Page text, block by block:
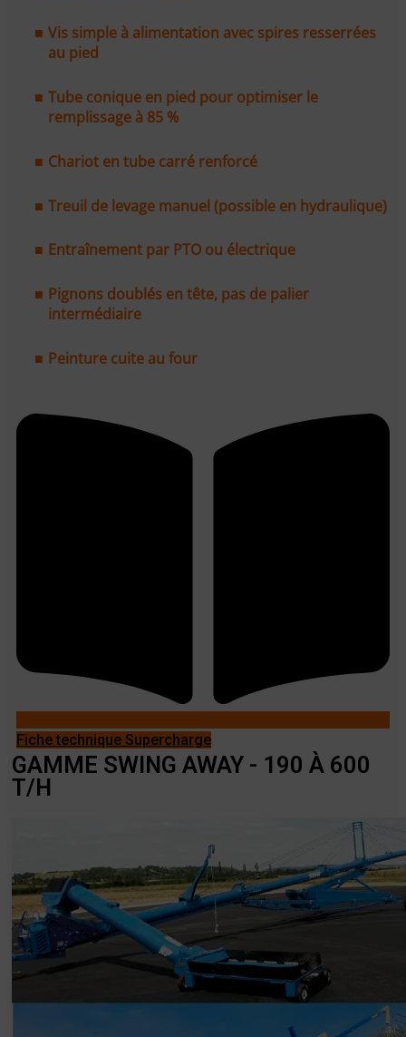
Vis simple à alimentation avec spires resserrées
au pied
Tube conique en pied pour optimiser le
remplissage à 85 %
Chariot en tube carré renforcé
Treuil de levage manuel (possible en hydraulique)
Entraînement par PTO ou électrique
Pignons doublés en tête, pas de palier
intermédiaire
Peinture cuite au four
Fiche technique Supercharge
GAMME SWING AWAY - 190 À 600
T/H